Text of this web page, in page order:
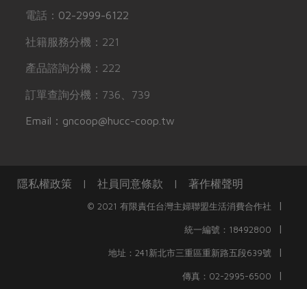
電話： 02-2999-6122
社籍服務分機：221
產品諮詢分機：222
訂單查詢分機：736、739
Email：gncoop@hucc-coop.tw
隱私權政策 | 社員同意條款 | 著作權聲明
© 2021 有限責任台灣主婦聯盟生活消費合作社 |
統一編號：18492800 |
地址：241新北市三重區重新路五段639號 |
傳真：02-2995-6500 |